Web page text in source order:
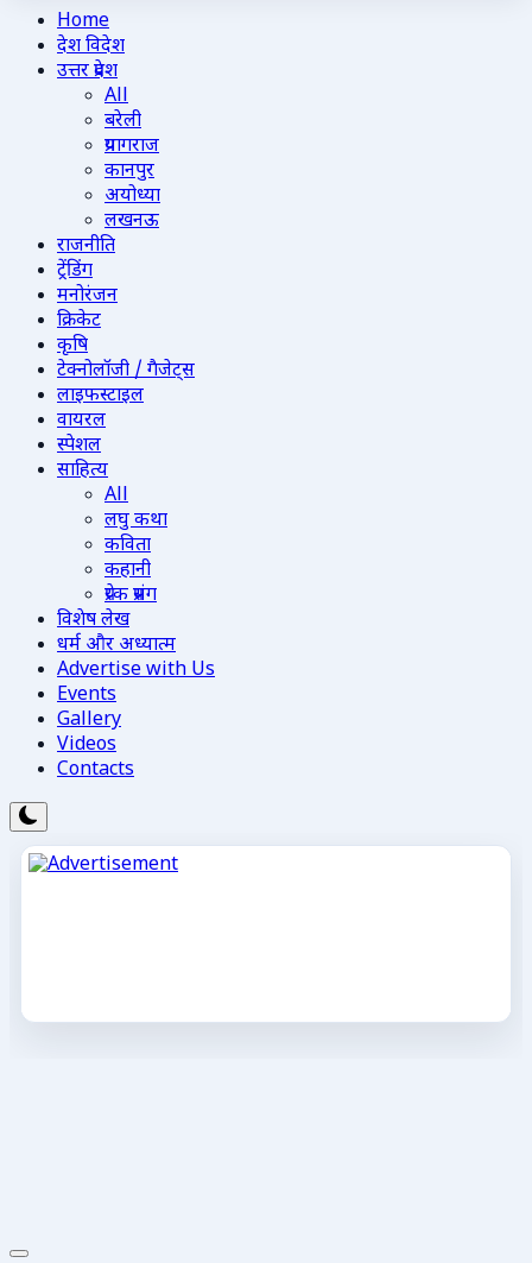
Home
देश विदेश
उत्तर प्रदेश
All
बरेली
प्रयागराज
कानपुर
अयोध्या
लखनऊ
राजनीति
ट्रेंडिंग
मनोरंजन
क्रिकेट
कृषि
टेक्नोलॉजी / गैजेट्स
लाइफस्टाइल
वायरल
स्पेशल
साहित्य
All
लघु कथा
कविता
कहानी
प्रेरक प्रसंग
विशेष लेख
धर्म और अध्यात्म
Advertise with Us
Events
Gallery
Videos
Contacts